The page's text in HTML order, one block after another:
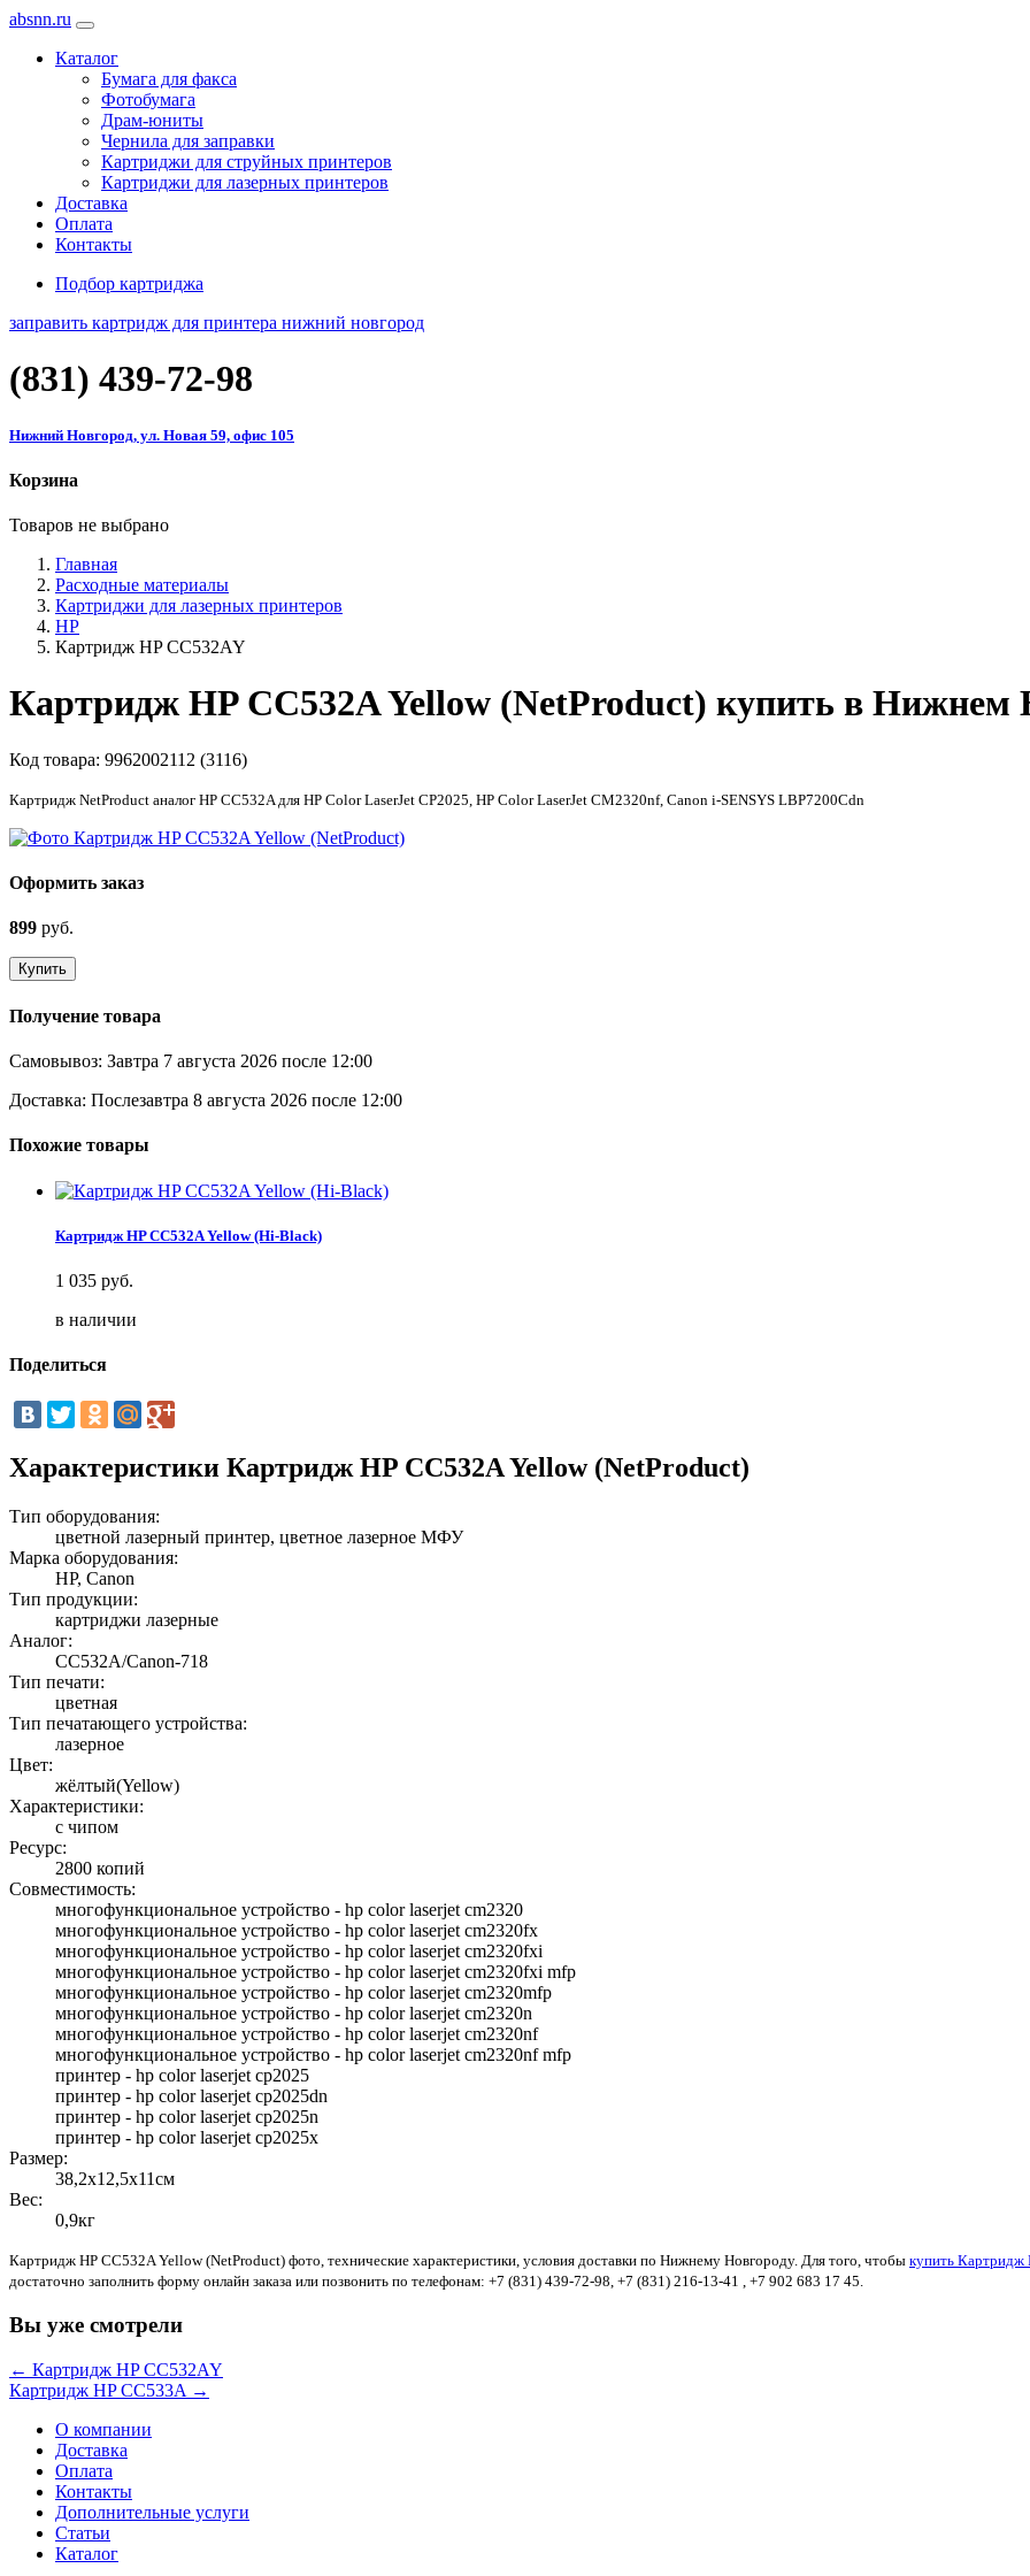
absnn.ru
Каталог
Бумага для факса
Фотобумага
Драм-юниты
Чернила для заправки
Картриджи для струйных принтеров
Картриджи для лазерных принтеров
Доставка
Оплата
Контакты
Подбор картриджа
заправить картридж для принтера нижний новгород
(831) 439-72-98
Нижний Новгород, ул. Новая 59, офис 105
Корзина
Товаров не выбрано
Главная
Расходные материалы
Картриджи для лазерных принтеров
HP
Картридж HP CC532AY
Картридж HP CC532A Yellow (NetProduct) купить в Нижнем
Код товара: 9962002112 (3116)
Картридж NetProduct аналог HP CC532A для HP Color LaserJet CP2025, HP Color LaserJet CM2320nf, Canon i-SENSYS LBP7200Cdn
Оформить заказ
899 руб.
Купить
Получение товара
Самовывоз: Завтра 7 августа 2026 после 12:00
Доставка: Послезавтра 8 августа 2026 после 12:00
Похожие товары
Картридж HP CC532A Yellow (Hi-Black)
1 035 руб.
в наличии
Поделиться
Характеристики Картридж HP CC532A Yellow (NetProduct)
Тип оборудования:
цветной лазерный принтер, цветное лазерное МФУ
Марка оборудования:
HP, Canon
Тип продукции:
картриджи лазерные
Аналог:
CC532A/Canon-718
Тип печати:
цветная
Тип печатающего устройства:
лазерное
Цвет:
жёлтый(Yellow)
Характеристики:
с чипом
Ресурс:
2800 копий
Совместимость:
многофункциональное устройство - hp color laserjet cm2320
многофункциональное устройство - hp color laserjet cm2320fx
многофункциональное устройство - hp color laserjet cm2320fxi
многофункциональное устройство - hp color laserjet cm2320fxi mfp
многофункциональное устройство - hp color laserjet cm2320mfp
многофункциональное устройство - hp color laserjet cm2320n
многофункциональное устройство - hp color laserjet cm2320nf
многофункциональное устройство - hp color laserjet cm2320nf mfp
принтер - hp color laserjet cp2025
принтер - hp color laserjet cp2025dn
принтер - hp color laserjet cp2025n
принтер - hp color laserjet cp2025x
Размер:
38,2x12,5x11см
Вес:
0,9кг
Картридж HP CC532A Yellow (NetProduct) фото, технические характеристики, условия доставки по Нижнему Новгороду. Для того, чтобы купить Картридж
достаточно заполнить форму онлайн заказа или позвонить по телефонам: +7 (831) 439-72-98, +7 (831) 216-13-41 , +7 902 683 17 45.
Вы уже смотрели
← Картридж HP CC532AY
Картридж HP CC533A →
О компании
Доставка
Оплата
Контакты
Дополнительные услуги
Статьи
Каталог